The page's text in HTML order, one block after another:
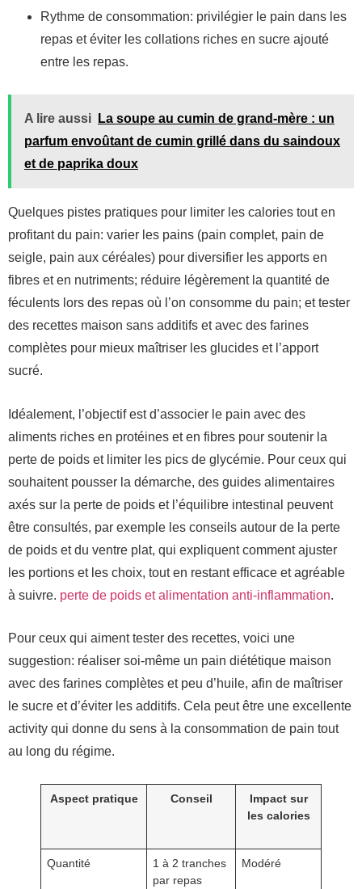
Rythme de consommation: privilégier le pain dans les
repas et éviter les collations riches en sucre ajouté
entre les repas.
A lire aussi
La soupe au cumin de grand-mère : un
parfum envoûtant de cumin grillé dans du saindoux
et de paprika doux
Quelques pistes pratiques pour limiter les calories tout en
profitant du pain: varier les pains (pain complet, pain de
seigle, pain aux céréales) pour diversifier les apports en
fibres et en nutriments; réduire légèrement la quantité de
féculents lors des repas où l’on consomme du pain; et tester
des recettes maison sans additifs et avec des farines
complètes pour mieux maîtriser les glucides et l’apport
sucré.
Idéalement, l’objectif est d’associer le pain avec des
aliments riches en protéines et en fibres pour soutenir la
perte de poids et limiter les pics de glycémie. Pour ceux qui
souhaitent pousser la démarche, des guides alimentaires
axés sur la perte de poids et l’équilibre intestinal peuvent
être consultés, par exemple les conseils autour de la perte
de poids et du ventre plat, qui expliquent comment ajuster
les portions et les choix, tout en restant efficace et agréable
à suivre. perte de poids et alimentation anti-inflammation.
Pour ceux qui aiment tester des recettes, voici une
suggestion: réaliser soi-même un pain diététique maison
avec des farines complètes et peu d’huile, afin de maîtriser
le sucre et d’éviter les additifs. Cela peut être une excellente
activity qui donne du sens à la consommation de pain tout
au long du régime.
Aspect pratique Conseil
Impact sur
les calories
Quantité
1 à 2 tranches
par repas
Modéré